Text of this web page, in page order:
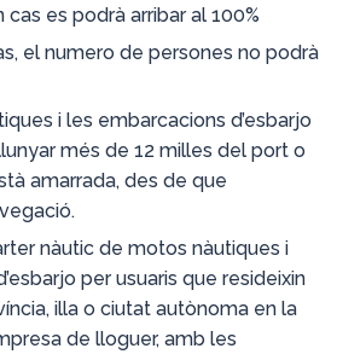
cas es podrà arribar al 100%
el numero de persones no podrà
i les embarcacions d’esbarjo
més de 12 milles del port o
amarrada, des de que
nàutic de motos nàutiques i
per usuaris que resideixin
illa o ciutat autònoma en la
de lloguer, amb les